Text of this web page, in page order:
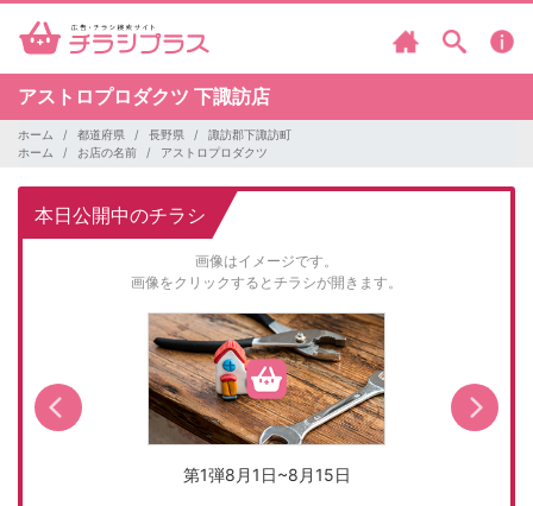
アストロプロダクツ 下諏訪店
ホーム 都道府県 長野県
諏訪郡下諏訪町
ホーム
お店の名前 アストロプロダクツ
本日公開中のチラシ
画像はイメージです。
画像をクリックするとチラシが開きます。
第1弾8月1日~8月15日